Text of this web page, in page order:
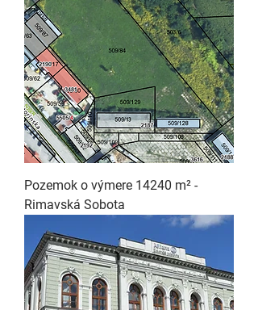
Pozemok o výmere 14240 m² -
Rimavská Sobota